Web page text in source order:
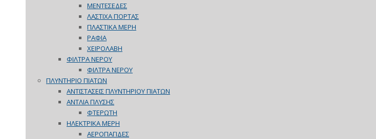
ΜΕΝΤΕΣΕΔΕΣ
ΛΑΣΤΙΧΑ ΠΟΡΤΑΣ
ΠΛΑΣΤΙΚΑ ΜΕΡΗ
ΡΑΦΙΑ
ΧΕΙΡΟΛΑΒΗ
ΦΙΛΤΡΑ ΝΕΡΟΥ
ΦΙΛΤΡΑ ΝΕΡΟΥ
ΠΛΥΝΤΗΡΙΟ ΠΙΑΤΩΝ
ΑΝΤΙΣΤΑΣΕΙΣ ΠΛΥΝΤΗΡΙΟΥ ΠΙΑΤΩΝ
ΑΝΤΛΙΑ ΠΛΥΣΗΣ
ΦΤΕΡΩΤΗ
ΗΛΕΚΤΡΙΚΑ ΜΕΡΗ
ΑΕΡΟΠΑΓΙΔΕΣ